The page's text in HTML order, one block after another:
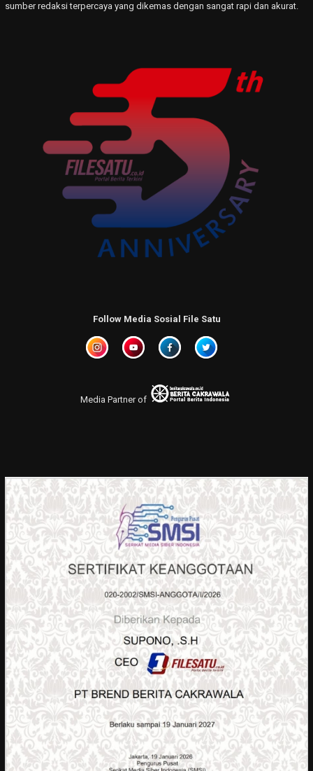
sumber redaksi terpercaya yang dikemas dengan sangat rapi dan akurat.
Follow Media Sosial File Satu
Media Partner of